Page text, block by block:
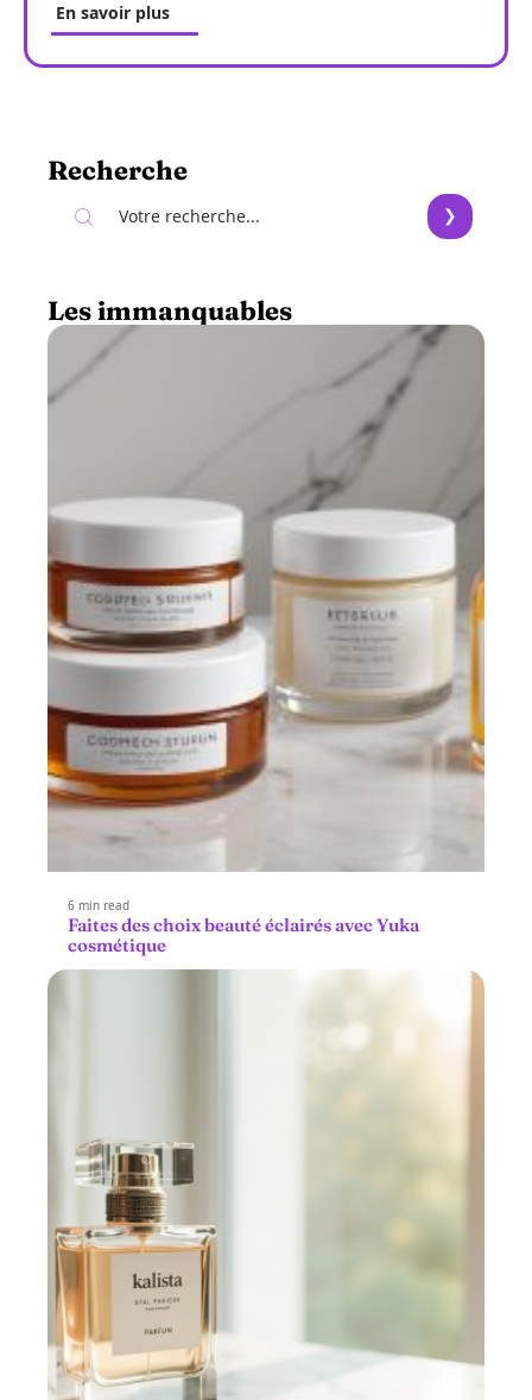
En savoir plus
Recherche
Les immanquables
6 min read
Faites des choix beauté éclairés avec Yuka
cosmétique